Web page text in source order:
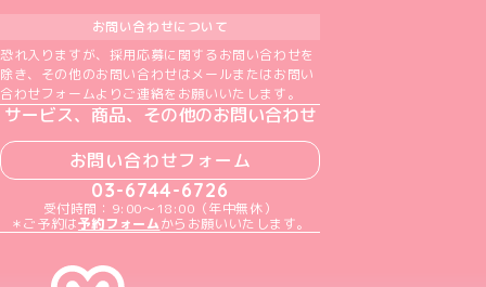
お問い合わせについて
恐れ入りますが、採用応募に関するお問い合わせを
除き、その他のお問い合わせはメールまたはお問い
合わせフォームよりご連絡をお願いいたします。
サービス、商品、その他のお問い合わせ
お問い合わせフォーム
03-6744-6726
受付時間：9:00～18:00（年中無休）
＊ご予約は予約フォームからお願いいたします。